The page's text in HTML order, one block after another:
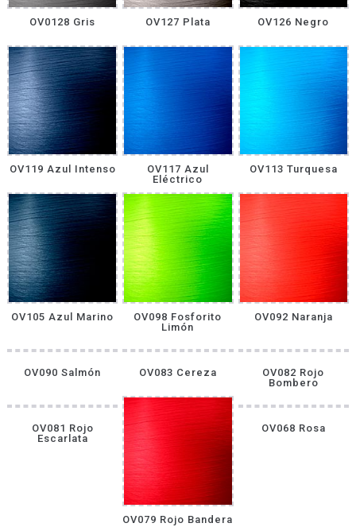
OV0128 Gris OV127 Plata OV126 Negro
OV119 Azul Intenso
OV117 Azul
Eléctrico
OV113 Turquesa
OV105 Azul Marino
OV098 Fosforito
Limón
OV092 Naranja
OV090 Salmón OV083 Cereza
OV082 Rojo
Bombero
OV081 Rojo
Escarlata
OV079 Rojo Bandera
OV068 Rosa